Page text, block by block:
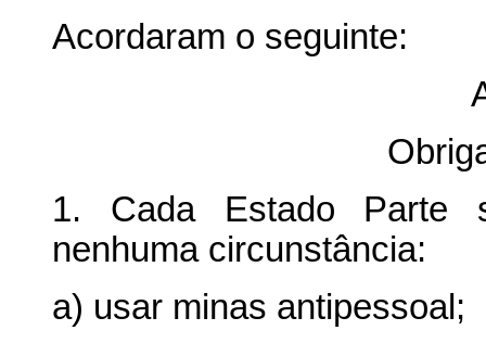
Acordaram o seguinte:
1. Cada Estado Parte
nenhuma circunstância:
a) usar minas antipessoal;